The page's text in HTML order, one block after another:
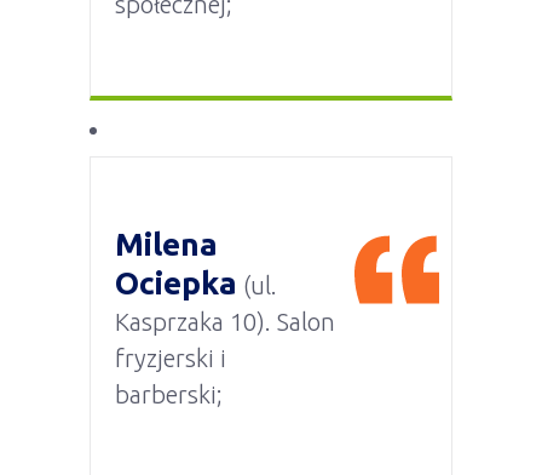
Milena
Ociepka (ul.
Kasprzaka 10). Salon
fryzjerski i
barberski;